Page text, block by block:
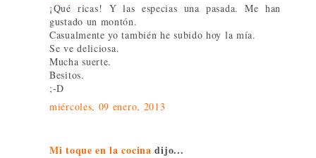
¡Qué ricas! Y las especias una pasada. Me han
gustado un montón.
Casualmente yo también he subido hoy la mía.
Se ve deliciosa.
Mucha suerte.
Besitos.
;-D
miércoles, 09 enero, 2013
Mi toque en la cocina dijo...